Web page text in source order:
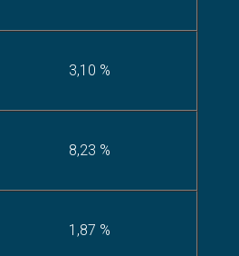
3,10 %
8,23 %
1,87 %